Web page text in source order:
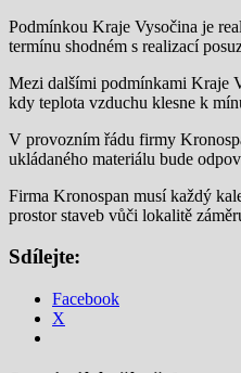
Podmínkou Kraje Vysočina je
termínu shodném s realizací
Mezi dalšími podmínkami Kraje
kdy teplota vzduchu klesne k
V provozním řádu firmy
ukládaného materiálu bude
Firma Kronospan musí každý
prostor staveb vůči lokalitě
Sdílejte:
Facebook
X